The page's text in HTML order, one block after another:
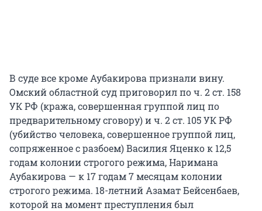
В суде все кроме Аубакирова признали вину.
Омский областной суд приговорил по ч. 2 ст. 158
УК РФ (кража, совершенная группой лиц по
предварительному сговору) и ч. 2 ст. 105 УК РФ
(убийство человека, совершенное группой лиц,
сопряженное с разбоем) Василия Яценко к 12,5
годам колонии строгого режима, Наримана
Аубакирова — к 17 годам 7 месяцам колонии
строгого режима. 18-летний Азамат Бейсенбаев,
которой на момент преступления был